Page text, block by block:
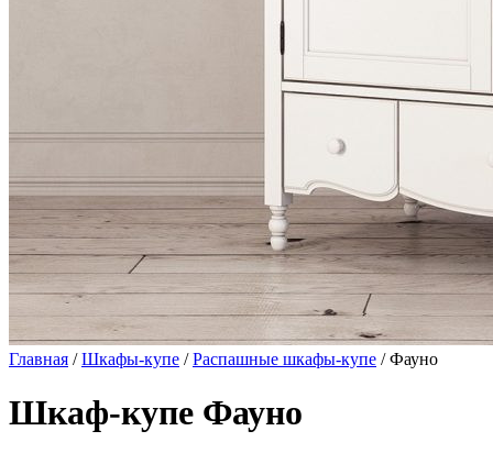
Главная /Шкафы-купе /Распашные шкафы-купе / Фауно
Шкаф-купе Фауно